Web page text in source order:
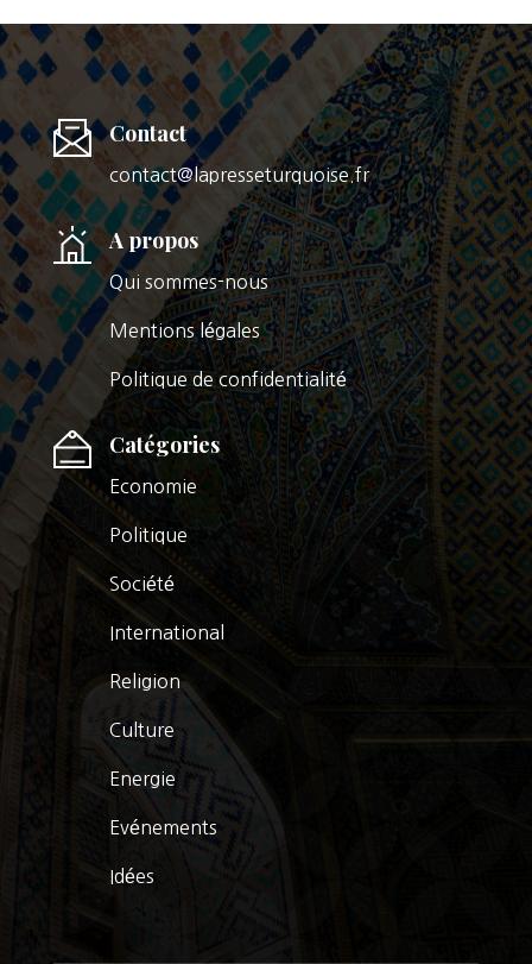
Contact
contact@lapresseturquoise.fr
A propos
Qui sommes-nous
Mentions légales
Politique de confidentialité
Catégories
Economie
Politique
Société
International
Religion
Culture
Energie
Evénements
Idées